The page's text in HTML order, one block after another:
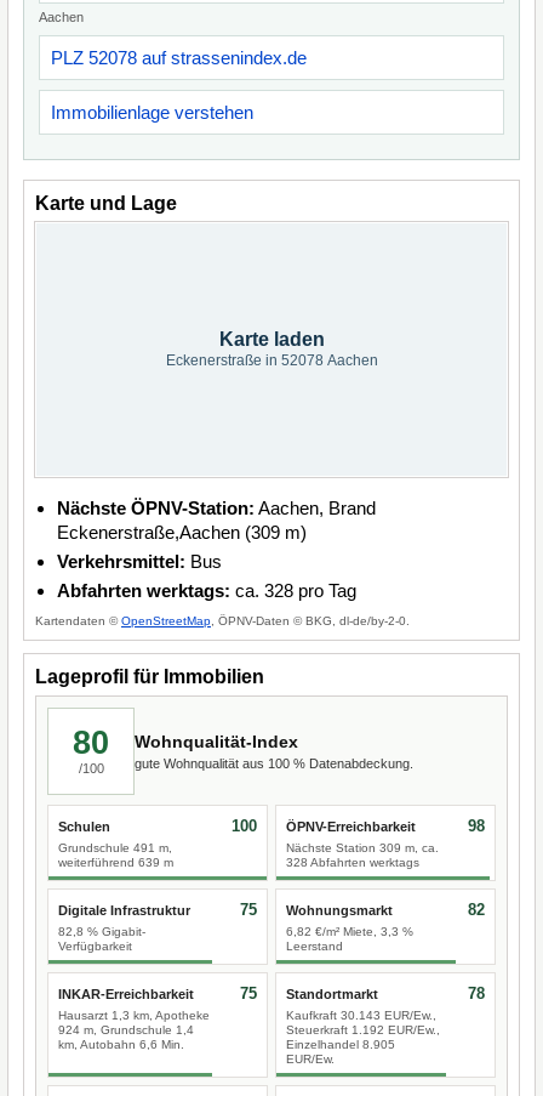
Aachen
PLZ 52078 auf strassenindex.de
Immobilienlage verstehen
Karte und Lage
Karte laden
Eckenerstraße in 52078 Aachen
Nächste ÖPNV-Station: Aachen, Brand
Eckenerstraße,Aachen (309 m)
Verkehrsmittel: Bus
Abfahrten werktags: ca. 328 pro Tag
Kartendaten ©OpenStreetMap , ÖPNV-Daten © BKG, dl-de/by-2-0.
Lageprofil für Immobilien
80
/100
Wohnqualität-Index
gute Wohnqualität aus 100 % Datenabdeckung.
Schulen
Grundschule 491 m,
weiterführend 639 m
100 ÖPNV-Erreichbarkeit
Nächste Station 309 m, ca.
328 Abfahrten werktags
98
Digitale Infrastruktur
82,8 % Gigabit-
Verfügbarkeit
75 Wohnungsmarkt
6,82 €/m² Miete, 3,3 %
Leerstand
82
INKAR-Erreichbarkeit
Hausarzt 1,3 km, Apotheke
924 m, Grundschule 1,4
km, Autobahn 6,6 Min.
75 Standortmarkt
Kaufkraft 30.143 EUR/Ew.,
Steuerkraft 1.192 EUR/Ew.,
Einzelhandel 8.905
EUR/Ew.
78